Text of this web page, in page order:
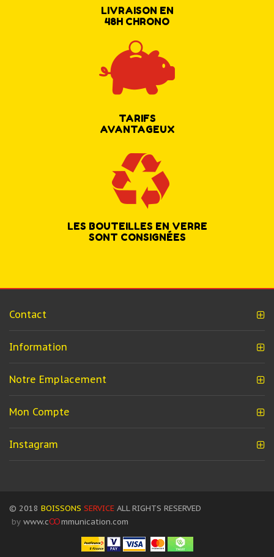
LIVRAISON EN
48H CHRONO
TARIFS
AVANTAGEUX
LES BOUTEILLES EN VERRE
SONT CONSIGNÉES
Contact
Information
Notre Emplacement
Mon Compte
Instagram
© 2018 BOISSONS SERVICE ALL RIGHTS RESERVED
by www.cOO mmunication.com